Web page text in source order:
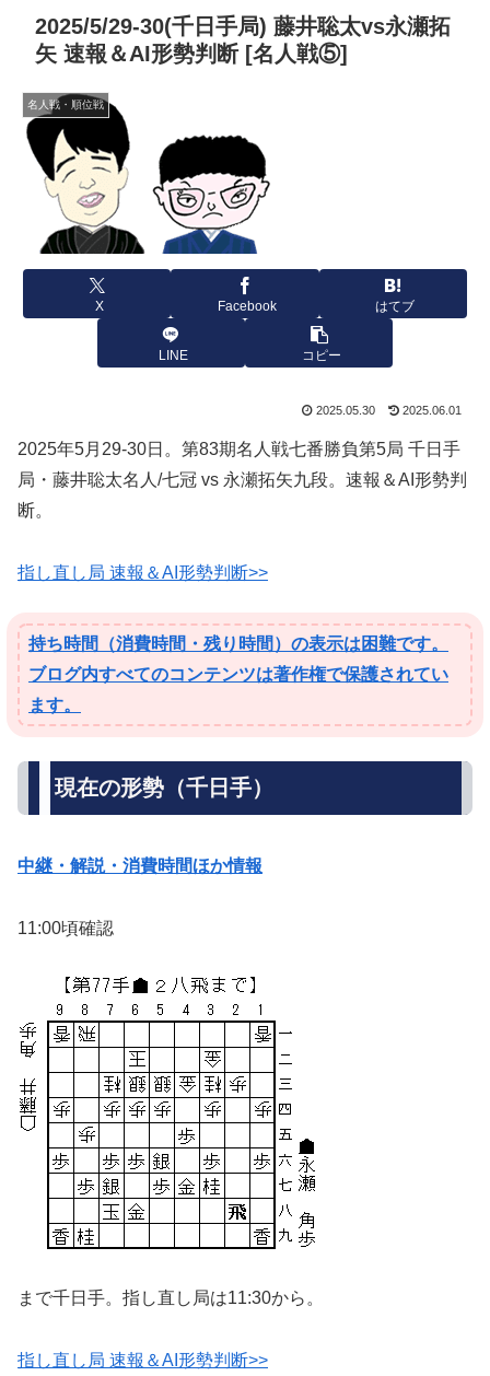
2025/5/29-30(千日手局) 藤井聡太vs永瀬拓
矢 速報＆AI形勢判断 [名人戦⑤]
名人戦・順位戦
X Facebook はてブ
LINE コピー
2025.05.30 2025.06.01
2025年5月29-30日。第83期名人戦七番勝負第5局 千日手
局・藤井聡太名人/七冠 vs 永瀬拓矢九段。速報＆AI形勢判
断。
指し直し局 速報＆AI形勢判断>>
持ち時間（消費時間・残り時間）の表示は困難です。
ブログ内すべてのコンテンツは著作権で保護されてい
ます。
現在の形勢（千日手）
中継・解説・消費時間ほか情報
11:00頃確認
まで千日手。指し直し局は11:30から。
指し直し局 速報＆AI形勢判断>>